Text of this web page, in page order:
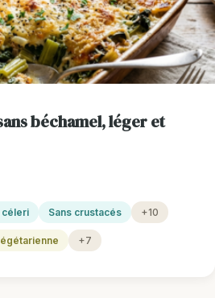
béchamel, léger et
céleri Sans crustacés +10
+7